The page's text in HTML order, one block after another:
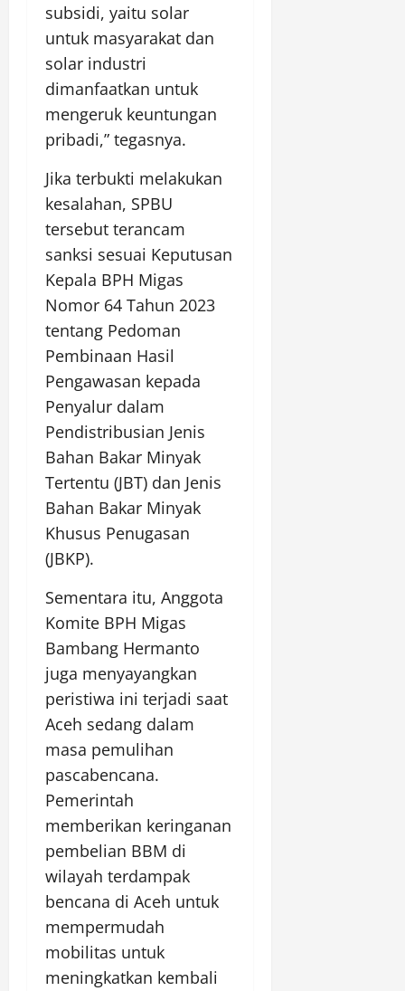
subsidi, yaitu solar
untuk masyarakat dan
solar industri
dimanfaatkan untuk
mengeruk keuntungan
pribadi,” tegasnya.
Jika terbukti melakukan
kesalahan, SPBU
tersebut terancam
sanksi sesuai Keputusan
Kepala BPH Migas
Nomor 64 Tahun 2023
tentang Pedoman
Pembinaan Hasil
Pengawasan kepada
Penyalur dalam
Pendistribusian Jenis
Bahan Bakar Minyak
Tertentu (JBT) dan Jenis
Bahan Bakar Minyak
Khusus Penugasan
(JBKP).
Sementara itu, Anggota
Komite BPH Migas
Bambang Hermanto
juga menyayangkan
peristiwa ini terjadi saat
Aceh sedang dalam
masa pemulihan
pascabencana.
Pemerintah
memberikan keringanan
pembelian BBM di
wilayah terdampak
bencana di Aceh untuk
mempermudah
mobilitas untuk
meningkatkan kembali